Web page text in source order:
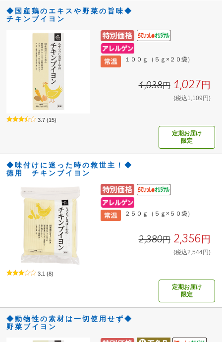
◆国産鶏のエキスや野菜の旨味◆
チキンブイヨン
１００ｇ（５ｇ×２０袋）
1,038円 1,027円
(税込1,109円)
3.7 (15)
定期お届け
限定
◆味付けに迷った時の救世主！◆
徳用 チキンブイヨン
２５０ｇ（５ｇ×５０袋）
2,380円 2,356円
(税込2,544円)
3.1 (8)
定期お届け
限定
◆動物性の素材は一切使用せず◆
野菜ブイヨン